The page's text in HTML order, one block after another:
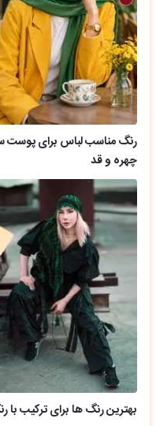
رنگ مناسب لباس برای پوست
چهره و قد
بهترین رنگ ها برای ترکیب با